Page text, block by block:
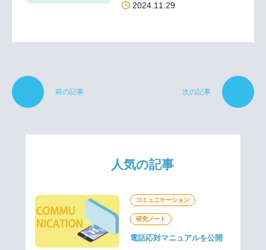
2024.11.29
前の記事 次の記事
人気の記事
コミュニケーション
研究ノート
電話応対マニュアルを公開